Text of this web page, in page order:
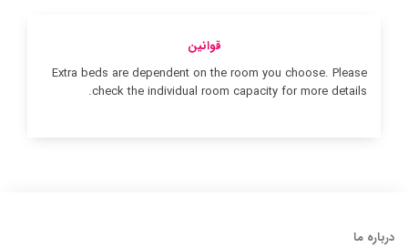
قوانین
Extra beds are dependent on the room you choose. Please
check the individual room capacity for more details.
درباره ما